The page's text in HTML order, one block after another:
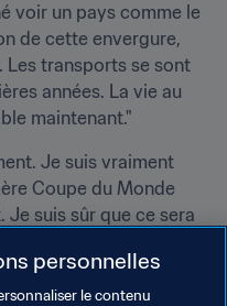
voir un pays comme le
de cette envergure,
Les transports se sont
années. La vie au
maintenant."
Je suis vraiment
Coupe du Monde
suis sûr que ce sera
2021 qui s'annonce
"Après une année
personnelles
le contenu